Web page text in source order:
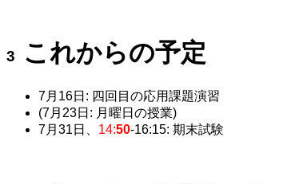
これからの予定
7月16日: 四回目の応用課題演習
(7月23日: 月曜日の授業)
7月31日、 14:50-16:15: 期末試験